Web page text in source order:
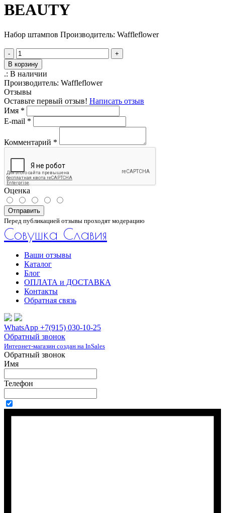
BEAUTY
Набор штампов Производитель: Waffleflower
-
+
В корзину
.: В наличии
Производитель: Waffleflower
Отзывы
Оставьте первый отзыв! Написать отзыв
Имя *
E-mail *
Комментарий *
Оценка
Отправить
Перед публикацией отзывы проходят модерацию
Совушка Славия
Ваши отзывы
Каталог
Блог
ОПЛАТА и ДОСТАВКА
Контакты
Обратная связь
WhatsApp +7(915) 030-10-25
Обратный звонок
Интернет-магазин создан на InSales
Обратный звонок
Имя
Телефон